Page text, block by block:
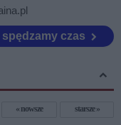
czas
nowsze starsze